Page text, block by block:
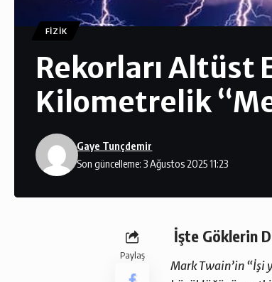
FIZIK
Rekorları Altüst
Kilometrelik
Son güncelleme: 3 Ağustos 2025 11:23
Gaye Tunçdemir
Paylaş
İşte Göklerin
Mark Twain’in “İşi